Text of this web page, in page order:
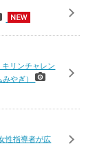
リンチャレン
みやぎ）
性指導者が広